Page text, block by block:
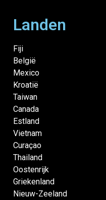
Landen
Fiji
België
Mexico
Kroatië
Taiwan
Canada
Estland
Vietnam
Curaçao
Thailand
Oostenrijk
Griekenland
Nieuw-Zeeland